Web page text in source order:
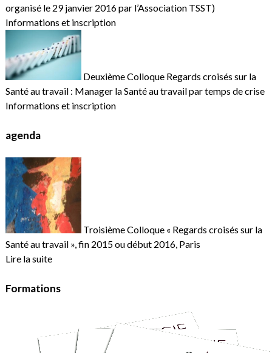
organisé le 29 janvier 2016 par l’Association TSST)
Informations et inscription
Deuxième Colloque Regards croisés sur la
Santé au travail : Manager la Santé au travail par temps de crise
Informations et inscription
agenda
Troisième Colloque « Regards croisés sur la
Santé au travail », fin 2015 ou début 2016, Paris
Lire la suite
Formations